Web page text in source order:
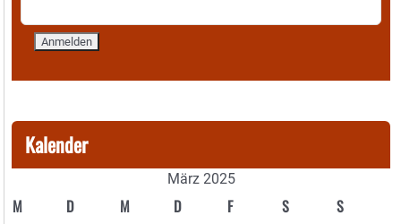
Kalender
März 2025
M D M D F S S